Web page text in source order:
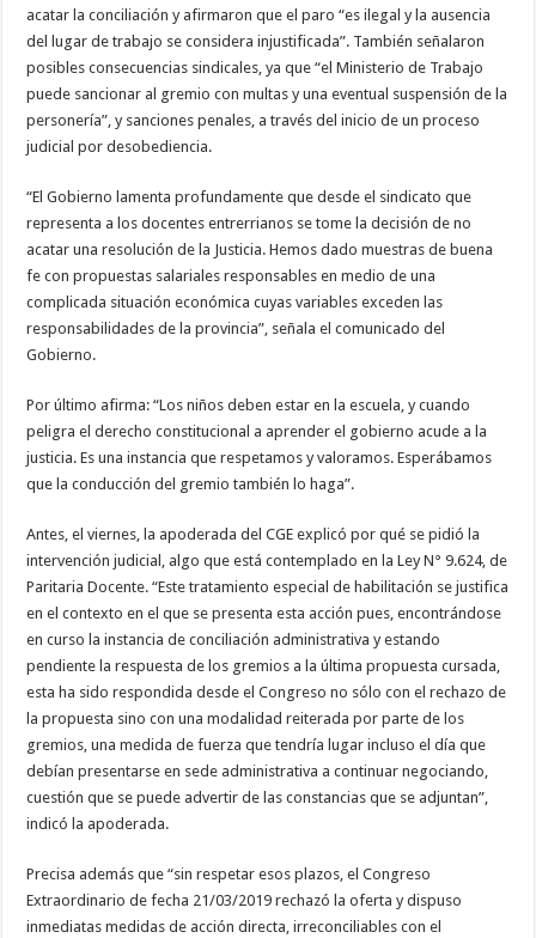
acatar la conciliación y afirmaron que el paro “es ilegal y la ausencia
del lugar de trabajo se considera injustificada”. También señalaron
posibles consecuencias sindicales, ya que “el Ministerio de Trabajo
puede sancionar al gremio con multas y una eventual suspensión de la
personería”, y sanciones penales, a través del inicio de un proceso
judicial por desobediencia.
“El Gobierno lamenta profundamente que desde el sindicato que
representa a los docentes entrerrianos se tome la decisión de no
acatar una resolución de la Justicia. Hemos dado muestras de buena
fe con propuestas salariales responsables en medio de una
complicada situación económica cuyas variables exceden las
responsabilidades de la provincia”, señala el comunicado del
Gobierno.
Por último afirma: “Los niños deben estar en la escuela, y cuando
peligra el derecho constitucional a aprender el gobierno acude a la
justicia. Es una instancia que respetamos y valoramos. Esperábamos
que la conducción del gremio también lo haga”.
Antes, el viernes, la apoderada del CGE explicó por qué se pidió la
intervención judicial, algo que está contemplado en la Ley N° 9.624, de
Paritaria Docente. “Este tratamiento especial de habilitación se justifica
en el contexto en el que se presenta esta acción pues, encontrándose
en curso la instancia de conciliación administrativa y estando
pendiente la respuesta de los gremios a la última propuesta cursada,
esta ha sido respondida desde el Congreso no sólo con el rechazo de
la propuesta sino con una modalidad reiterada por parte de los
gremios, una medida de fuerza que tendría lugar incluso el día que
debían presentarse en sede administrativa a continuar negociando,
cuestión que se puede advertir de las constancias que se adjuntan”,
indicó la apoderada.
Precisa además que “sin respetar esos plazos, el Congreso
Extraordinario de fecha 21/03/2019 rechazó la oferta y dispuso
inmediatas medidas de acción directa, irreconciliables con el